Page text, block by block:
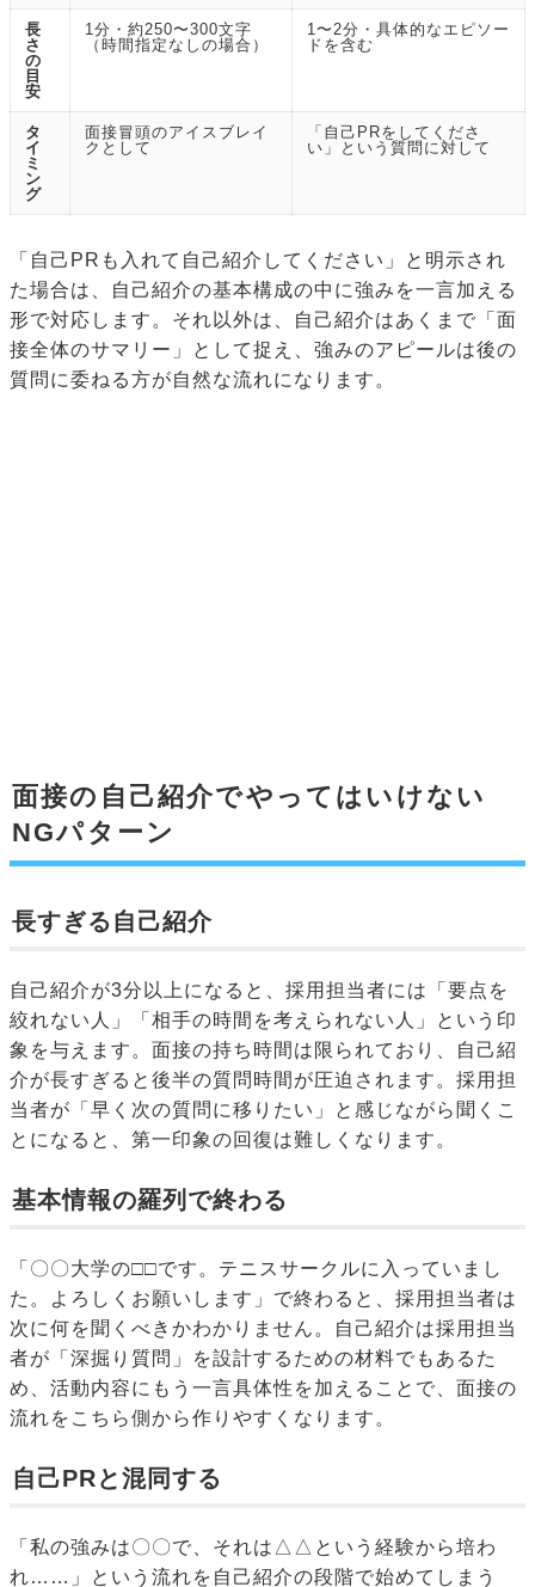
長
さ
の
目
安
1分・約250〜300文字
（時間指定なしの場合）
1〜2分・具体的なエピソー
ドを含む
タ
イ
ミ
ン
グ
面接冒頭のアイスブレイ
クとして
「自己PRをしてくださ
い」という質問に対して
「自己PRも入れて自己紹介してください」と明示され
た場合は、自己紹介の基本構成の中に強みを一言加える
形で対応します。それ以外は、自己紹介はあくまで「面
接全体のサマリー」として捉え、強みのアピールは後の
質問に委ねる方が自然な流れになります。
面接の自己紹介でやってはいけない
NGパターン
長すぎる自己紹介
自己紹介が3分以上になると、採用担当者には「要点を
絞れない人」「相手の時間を考えられない人」という印
象を与えます。面接の持ち時間は限られており、自己紹
介が長すぎると後半の質問時間が圧迫されます。採用担
当者が「早く次の質問に移りたい」と感じながら聞くこ
とになると、第一印象の回復は難しくなります。
基本情報の羅列で終わる
「〇〇大学の□□です。テニスサークルに入っていまし
た。よろしくお願いします」で終わると、採用担当者は
次に何を聞くべきかわかりません。自己紹介は採用担当
者が「深掘り質問」を設計するための材料でもあるた
め、活動内容にもう一言具体性を加えることで、面接の
流れをこちら側から作りやすくなります。
自己PRと混同する
「私の強みは〇〇で、それは△△という経験から培わ
れ……」という流れを自己紹介の段階で始めてしまう